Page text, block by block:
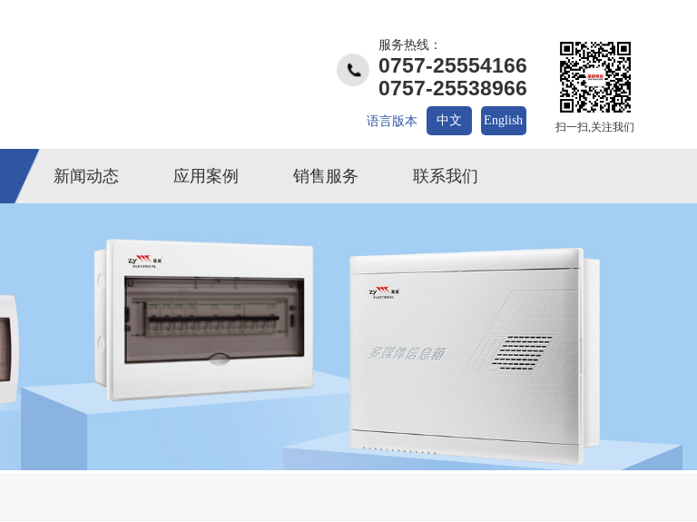
扫一扫,关注我们
服务热线：
0757-25554166
0757-25538966
语言版本 中文 English
新闻动态 应用案例 销售服务 联系我们